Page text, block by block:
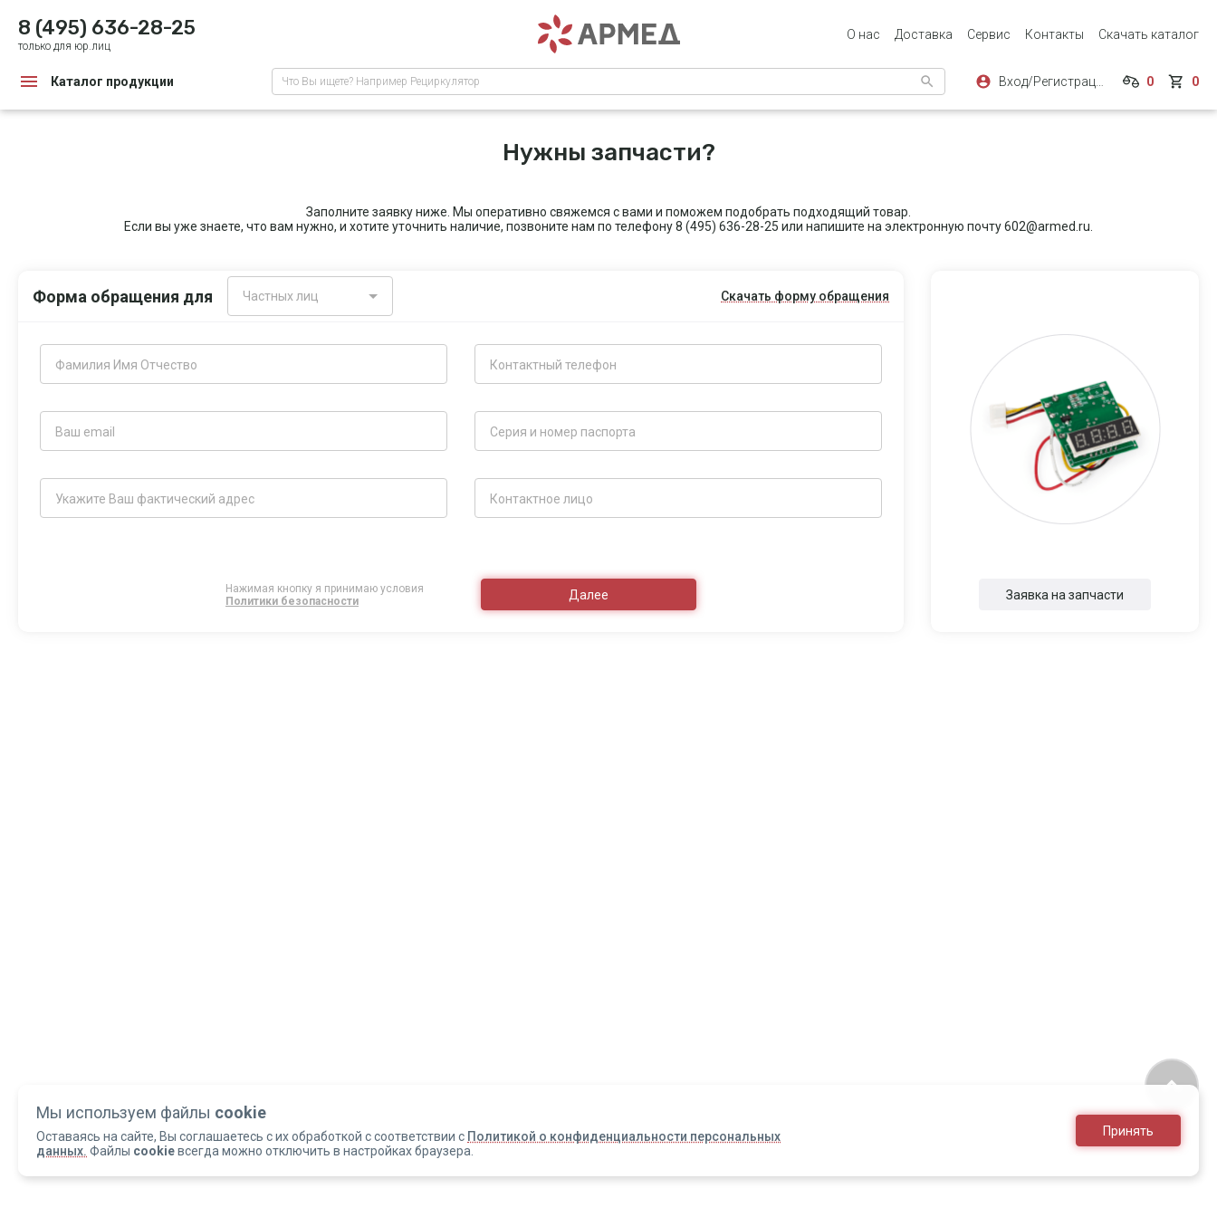
8 (495) 636-28-25
только для юр.лиц
О нас Доставка Сервис Контакты Скачать каталог
Каталог продукции Что Вы ищете? Например Рециркулятор 0 0
Нужны запчасти?
Заполните заявку ниже. Мы оперативно свяжемся с вами и поможем подобрать подходящий товар.
Если вы уже знаете, что вам нужно, и хотите уточнить наличие, позвоните нам по телефону 8 (495) 636-28-25 или напишите на электронную почту 602@armed.ru.
Форма обращения для Частных лиц Скачать форму обращения
Нажимая кнопку я принимаю условия
Политики безопасности
Далее Заявка на запчасти
Мы используем файлы cookie
Оставаясь на сайте, Вы соглашаетесь с их обработкой с соответствии с Политикой о конфиденциальности персональных
данных. Файлы cookieвсегда можно отключить в настройках браузера.
Принять